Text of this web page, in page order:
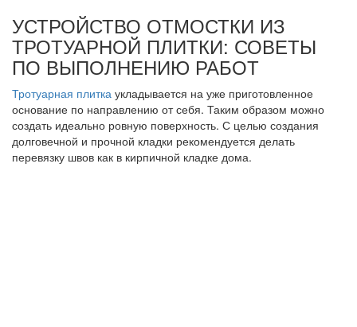
УСТРОЙСТВО ОТМОСТКИ ИЗ
ТРОТУАРНОЙ ПЛИТКИ: СОВЕТЫ
ПО ВЫПОЛНЕНИЮ РАБОТ
Тротуарная плитка укладывается на уже приготовленное
основание по направлению от себя. Таким образом можно
создать идеально ровную поверхность. С целью создания
долговечной и прочной кладки рекомендуется делать
перевязку швов как в кирпичной кладке дома.